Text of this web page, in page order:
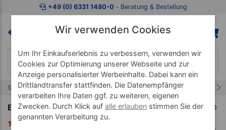
Zum Kaufbereich springen Zur Produktbeschreibung
+49 (0) 6331 1480-0 ‐ Beratung & Bestellung
Start Fitnessgeräte Bauchtrainer
Ersatzkopfteil für Power Roller
4 Bewertungen
Wir verwenden Cookies
Um Ihr Einkaufserlebnis zu verbessern, verwenden wir
Cookies zur Optimierung unserer Webseite und zur
Anzeige personalisierter Werbeinhalte. Dabei kann ein
Drittlandtransfer stattfinden. Die Datenempfänger
verarbeiten Ihre Daten ggf. zu weiteren, eigenen
Zwecken. Durch Klick aufalle erlauben stimmen Sie der
genannten Verarbeitung zu.